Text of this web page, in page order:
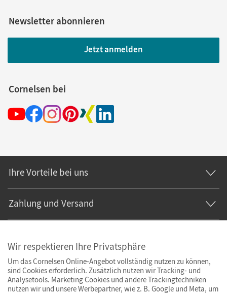
Newsletter abonnieren
Jetzt anmelden
Cornelsen bei
Ihre Vorteile bei uns
Zahlung und Versand
Wir respektieren Ihre Privatsphäre
Um das Cornelsen Online-Angebot vollständig nutzen zu können,
sind Cookies erforderlich. Zusätzlich nutzen wir Tracking- und
Analysetools. Marketing Cookies und andere Trackingtechniken
nutzen wir und unsere Werbepartner, wie z. B. Google und Meta, um